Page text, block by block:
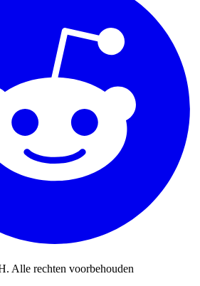
Alle rechten voorbehouden